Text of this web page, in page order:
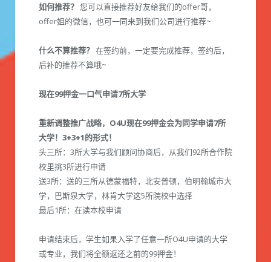
如何推荐？ 您可以直接推荐好友给我们的offer哥，
offer姐的微信，也可一同来到我们公司进行推荐~
什么不算推荐？ 在签约前，一定要完成推荐，签约后，
后补的推荐不算哦~
现在99押金一口气申请7所大学
重新调整推广战略，O4U现在99押金会为同学申请7所
大学！3+3+1的形式！
头三所：3所大学与我们顾问协商后，从我们92所合作院
校里挑3所进行申请
送3所：送的三所从德蒙福特，北安普顿，伯明翰城市大
学，巴斯泉大学，林肯大学这5所院校中选择
最后1所：在读本校申请
申请结束后，学生如果入学了任意一所O4U申请的大学
或专业，我们将全额返还之前的99押金！